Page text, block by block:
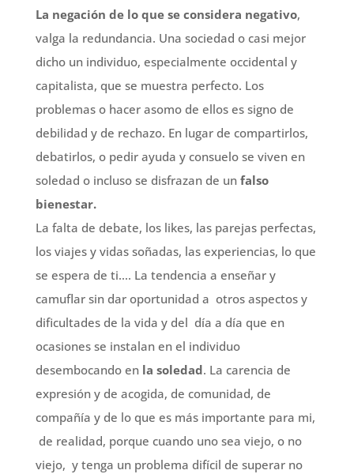
La negación de lo que se considera negativo,
valga la redundancia. Una sociedad o casi mejor
dicho un individuo, especialmente occidental y
capitalista, que se muestra perfecto. Los
problemas o hacer asomo de ellos es signo de
debilidad y de rechazo. En lugar de compartirlos,
debatirlos, o pedir ayuda y consuelo se viven en
soledad o incluso se disfrazan de un falso
bienestar.
La falta de debate, los likes, las parejas perfectas,
los viajes y vidas soñadas, las experiencias, lo que
se espera de ti…. La tendencia a enseñar y
camuflar sin dar oportunidad a otros aspectos y
dificultades de la vida y del día a día que en
ocasiones se instalan en el individuo
desembocando en la soledad. La carencia de
expresión y de acogida, de comunidad, de
compañía y de lo que es más importante para mi,
de realidad, porque cuando uno sea viejo, o no
viejo, y tenga un problema difícil de superar no